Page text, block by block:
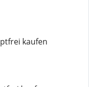
kaufen